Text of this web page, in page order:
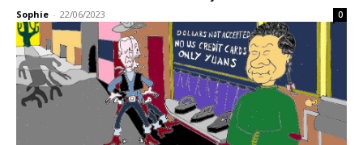
Sophie - 22/06/2023 0